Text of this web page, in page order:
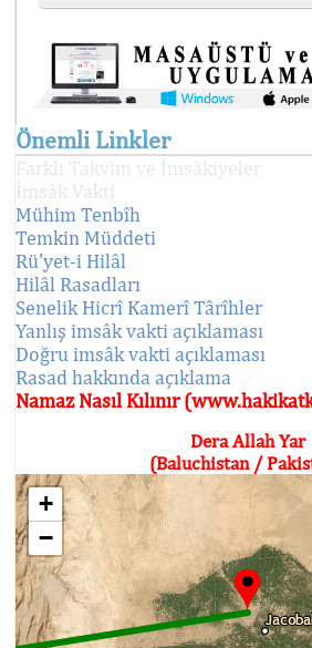
Önemli Linkler
Farklı Takvim ve İmsâkiyeler
İmsâk Vakti
Mühim Tenbîh
Temkin Müddeti
Rü'yet-i Hilâl
Hilâl Rasadları
Senelik Hicrî Kamerî Târîhler
Yanlış imsâk vakti açıklaması
Doğru imsâk vakti açıklaması
Rasad hakkında açıklama
Namaz Nasıl Kılınır
Dera Allah Yar
(Baluchistan /
+
−